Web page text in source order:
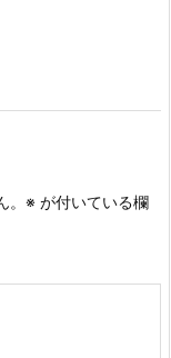
※ が付いている欄